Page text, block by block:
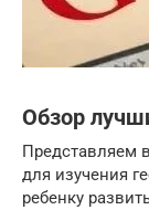
Обзор
Представляем
для изучения
ребенку